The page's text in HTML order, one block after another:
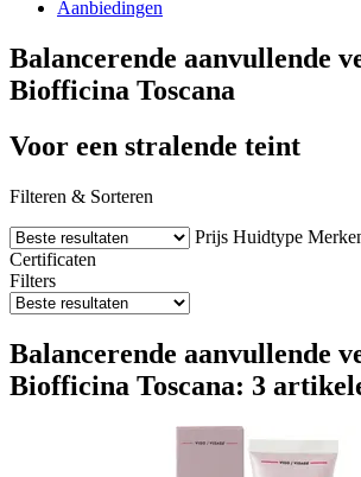
Aanbiedingen
Balancerende aanvullende
Biofficina Toscana
Voor een stralende teint
Filteren & Sorteren
Prijs Huidtype
Certificaten
Filters
Balancerende aanvullende
Biofficina Toscana: 3